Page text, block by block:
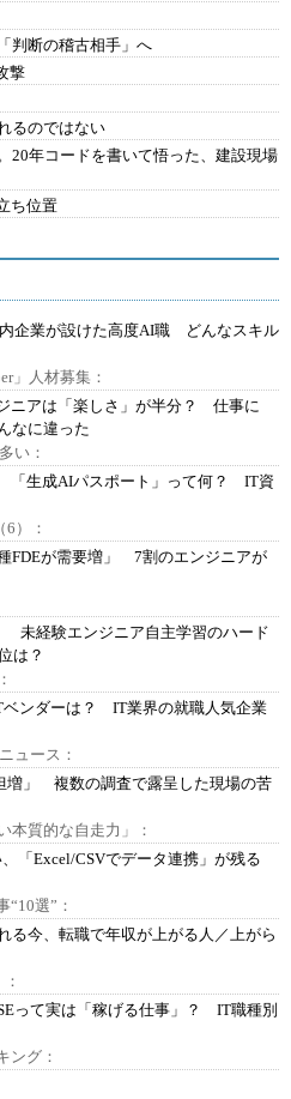
判断の稽古相手」へ
撃
るのではない
20年コードを書いて悟った、建設現場
ち位置
企業が設けた高度AI職 どんなスキル
」人材募集：
ニアは「楽しさ」が半分？ 仕事に
なに違った
い：
「生成AIパスポート」って何？ IT資
）：
FDEが需要増」 7割のエンジニアが
未経験エンジニア自主学習のハード
は？
ベンダーは？ IT業界の就職人気企業
ュース：
増」 複数の調査で露呈した現場の苦
本質的な自走力」：
「Excel/CSVでデータ連携」が残る
選”：
る今、転職で年収が上がる人／上がら
って実は「稼げる仕事」？ IT職種別
ング：